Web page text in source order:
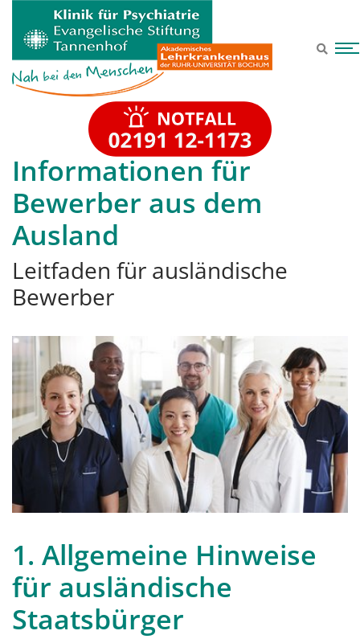
Zum Hauptinhalt springen
Informationen für
Bewerber aus dem
Ausland
Leitfaden für ausländische
Bewerber
1. Allgemeine Hinweise
für ausländische
Staatsbürger